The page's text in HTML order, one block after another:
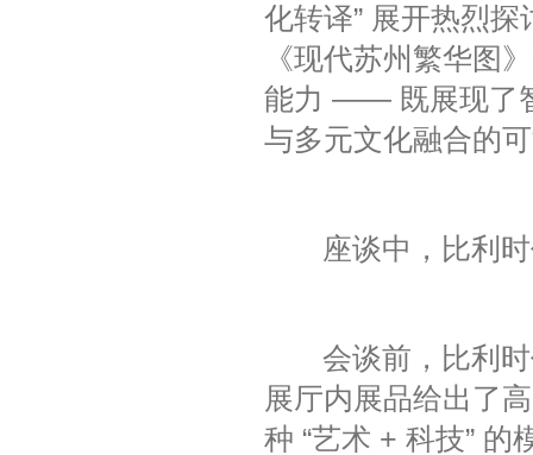
化转译” 展开热烈
《现代苏州繁华图
能力 —— 既展现了
与多元文化融合的
座谈中，比利时
会谈前，比利时
展厅内展品给出了
种 “艺术 + 科技”